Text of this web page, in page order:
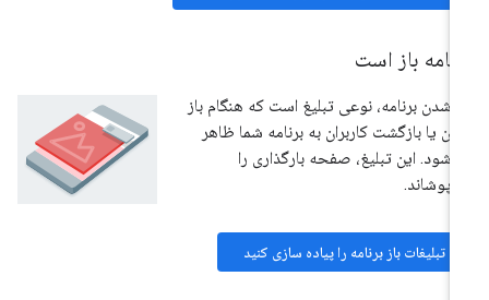
باز است
شدن برنامه، نوعی تبلیغ است که هنگام باز
یا بازگشت کاربران به برنامه شما ظاهر
این تبلیغ، صفحه بارگذاری را
تبلیغات باز برنامه را پیاده سازی کنید